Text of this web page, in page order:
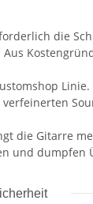
die
die Gitarre
und dumpfen